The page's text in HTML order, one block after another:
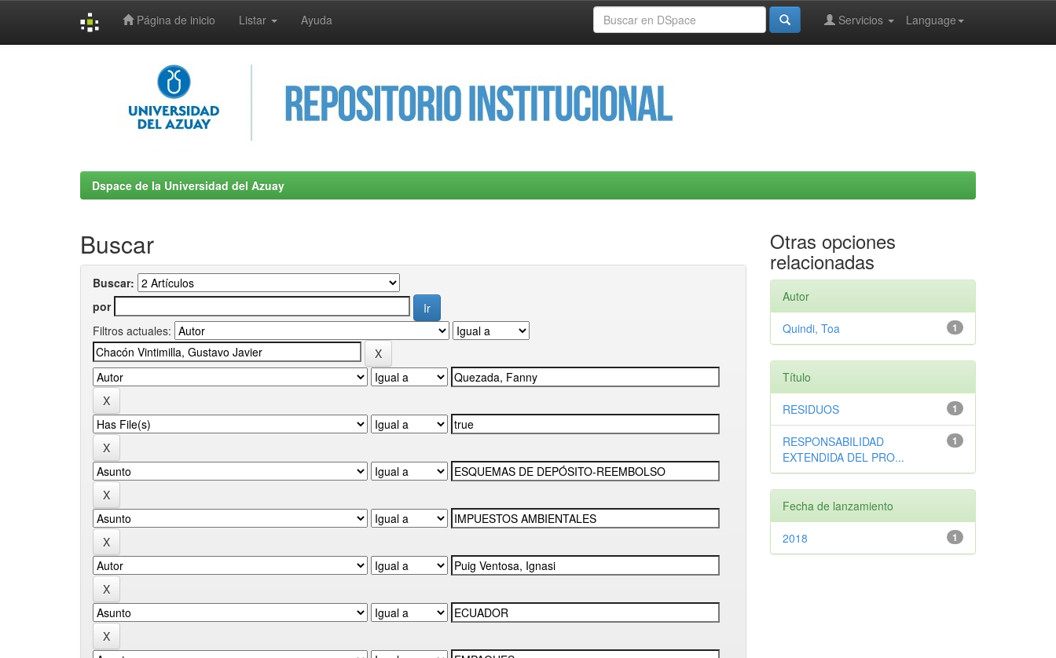
Página de inicio Listar Ayuda Language
Servicios
Dspace de la Universidad del Azuay
Buscar
Buscar:
por
Filtros actuales:
Otras opciones
relacionadas
Autor
1
Quindi, Toa
Título
1
RESIDUOS
1
RESPONSABILIDAD
EXTENDIDA DEL PRO...
Fecha de lanzamiento
1
2018